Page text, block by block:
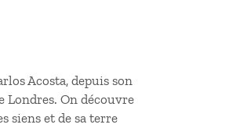
Acosta, depuis son
Londres. On découvre
siens et de sa terre